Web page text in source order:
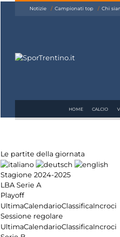
Notizie Campionati top Chi
HOME CALCIO
Le partite della giornata
Stagione 2024-2025
LBA Serie A
Playoff
UltimaCalendarioClassificaIncroci
Sessione regolare
UltimaCalendarioClassificaIncroci